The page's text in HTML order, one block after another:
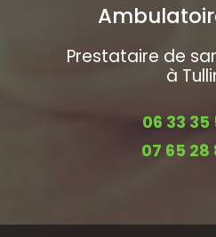
Prestataire de
à
06 33 35
07 65 28